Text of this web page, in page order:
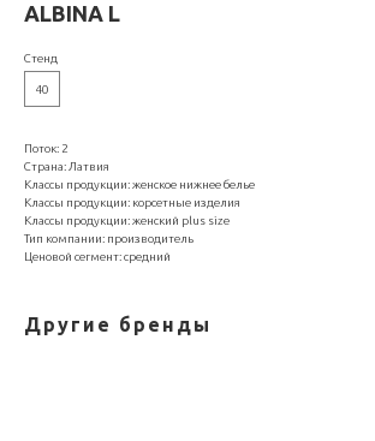
ALBINA L
Стенд
40
Поток: 2
Страна: Латвия
Классы продукции: женское нижнее белье
Классы продукции: корсетные изделия
Классы продукции: женский plus size
Тип компании: производитель
Ценовой сегмент: средний
Другие бренды